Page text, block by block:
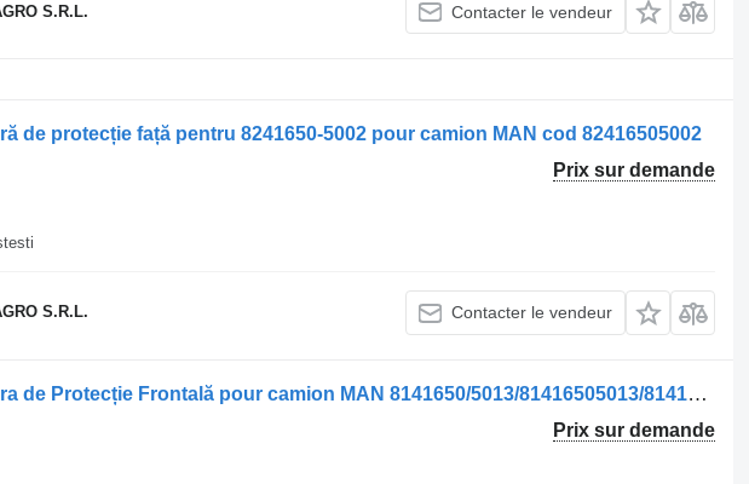
S.R.L. Contacter le vendeur
de protecție față pentru 8241650-5002 pour camion MAN cod 82416505002
Prix sur demande
S.R.L. Contacter le vendeur
Pare-chocs Bara de Protecție Frontală pour camion MAN 8141650/5013/81416505013/8141650/5011/81416505011
Prix sur demande